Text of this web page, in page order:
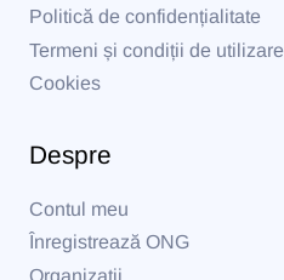
Politică de confidențialitate
Termeni și condiții de utilizare
Cookies
Despre
Contul meu
Înregistrează ONG
Organizații